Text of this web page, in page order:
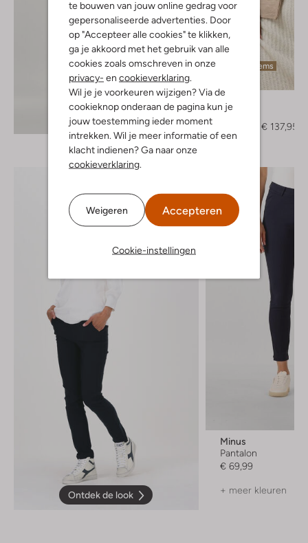
te bouwen van jouw online gedrag voor
gepersonaliseerde advertenties. Door
op "Accepteer alle cookies" te klikken,
ga je akkoord met het gebruik van alle
cookies zoals omschreven in onze
privacy- en cookieverklaring.
Wil je je voorkeuren wijzigen? Via de
cookieknop onderaan de pagina kun je
jouw toestemming ieder moment
intrekken. Wil je meer informatie of een
klacht indienen? Ga naar onze
cookieverklaring.
Weigeren Accepteren
Cookie-instellingen
Ontdek de look
Laatste items
Ibana
Leren jas
€ 137,95
Ontdek de look
Minus
Pantalon
€ 69,99
+ meer kleuren